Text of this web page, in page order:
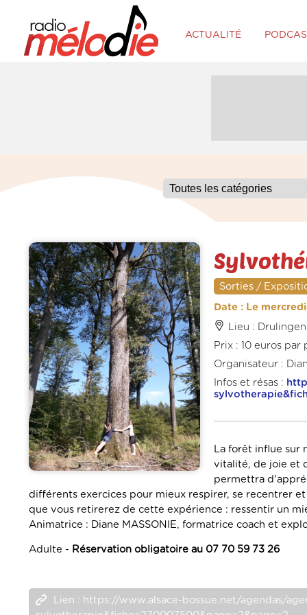
ACTUALITÉ
Sorties /
Date : Le
Lieu : Drulingen
Prix : 10 euros par
Organisateur :
Infos et résas :
La forêt influe sur
vitalité, de joie et
permettra
différents exercices pour mieux respirer, se recentrer
que vous retirerez de cette expérience : ressentir un
Animatrice : Diane MASSONIE, formatrice coach et
Adulte - Réservation obligatoire au 07 70 59 73 26
Lien : https://www.alsace-bossue.net/agendas/